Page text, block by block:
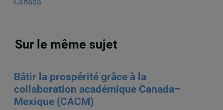
Sur le même sujet
Bâtir la prospérité grâce à la
collaboration académique Canada–
Mexique (CACM)